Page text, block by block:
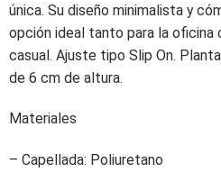
única. Su diseño minimalista y
opción ideal tanto para la oficina
casual. Ajuste tipo Slip On.
de 6 cm de altura.
Materiales
– Capellada: Poliuretano